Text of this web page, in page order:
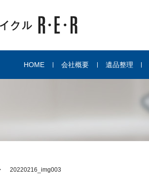
HOME 会社概要 遺品整理
20220216_img003